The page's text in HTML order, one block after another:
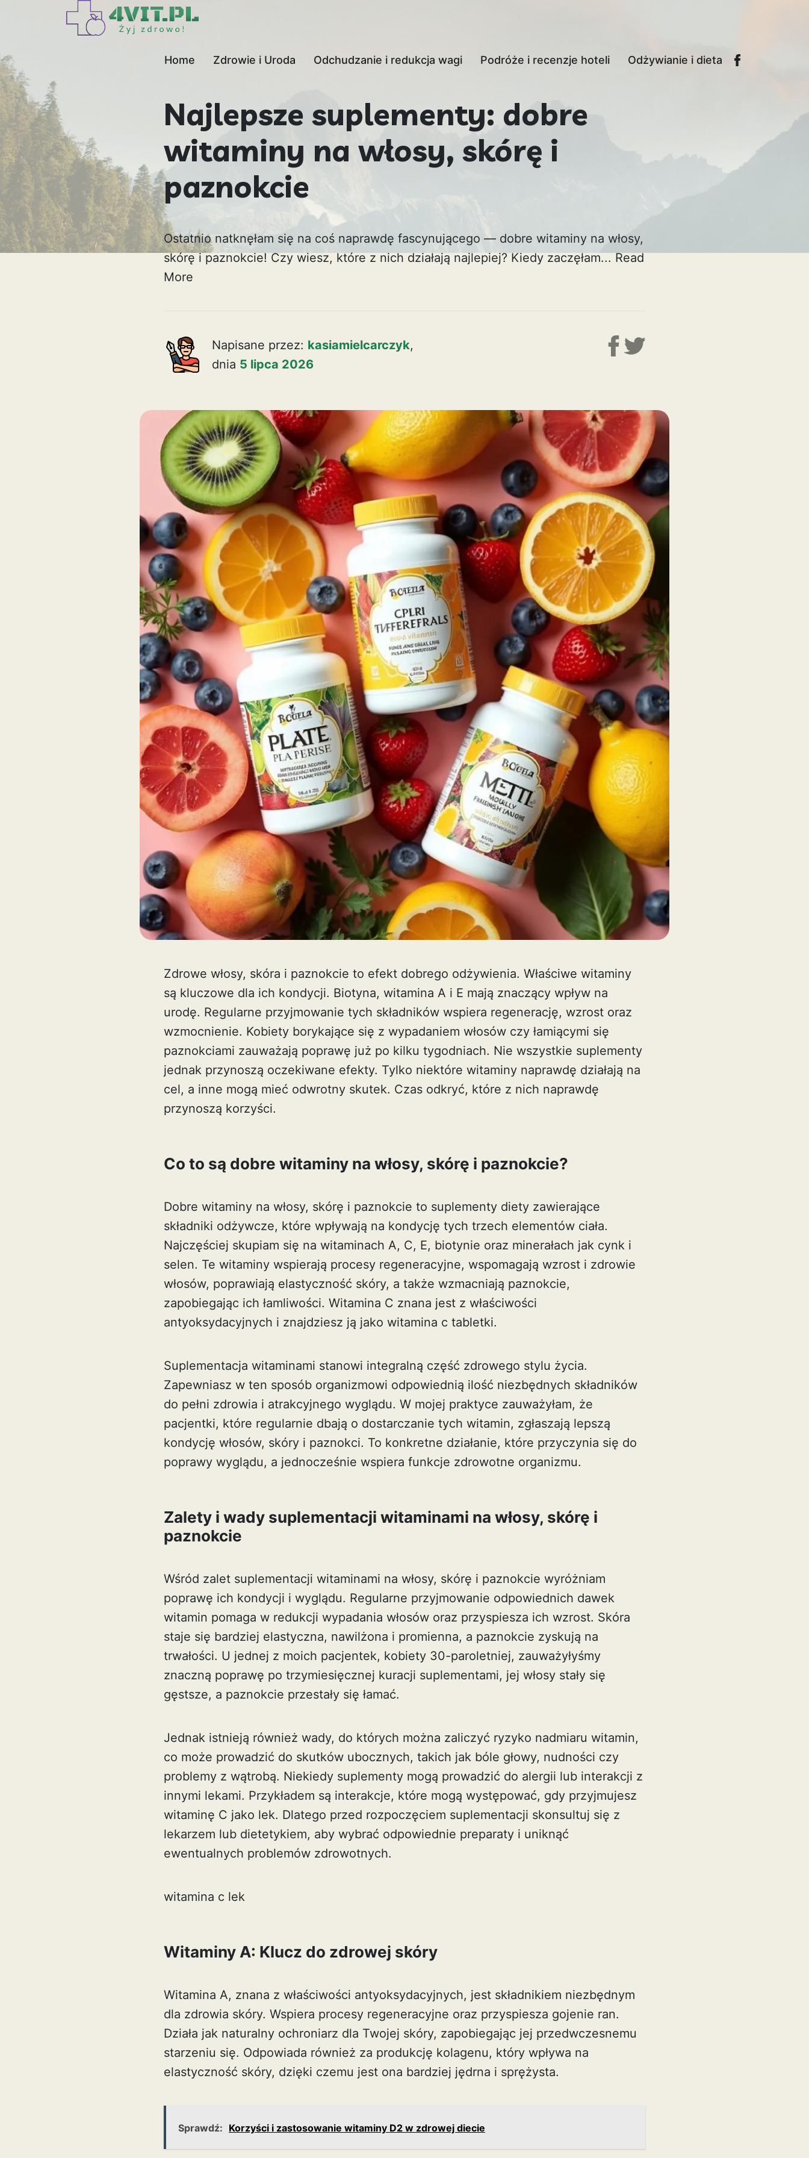
Home Zdrowie i Uroda Odchudzanie i redukcja wagi Podróże i recenzje hoteli Odżywianie i dieta
Najlepsze suplementy: dobre
witaminy na włosy, skórę i
paznokcie
Ostatnio natknęłam się na coś naprawdę fascynującego — dobre witaminy na włosy,
skórę i paznokcie! Czy wiesz, które z nich działają najlepiej? Kiedy zaczęłam...Read
More
Napisane przez: kasiamielcarczyk,
dnia 5 lipca 2026
Zdrowe włosy, skóra i paznokcie to efekt dobrego odżywienia. Właściwe witaminy
są kluczowe dla ich kondycji. Biotyna, witamina A i E mają znaczący wpływ na
urodę. Regularne przyjmowanie tych składników wspiera regenerację, wzrost oraz
wzmocnienie. Kobiety borykające się z wypadaniem włosów czy łamiącymi się
paznokciami zauważają poprawę już po kilku tygodniach. Nie wszystkie suplementy
jednak przynoszą oczekiwane efekty. Tylko niektóre witaminy naprawdę działają na
cel, a inne mogą mieć odwrotny skutek. Czas odkryć, które z nich naprawdę
przynoszą korzyści.
Co to są dobre witaminy na włosy, skórę i paznokcie?
Dobre witaminy na włosy, skórę i paznokcie to suplementy diety zawierające
składniki odżywcze, które wpływają na kondycję tych trzech elementów ciała.
Najczęściej skupiam się na witaminach A, C, E, biotynie oraz minerałach jak cynk i
selen. Te witaminy wspierają procesy regeneracyjne, wspomagają wzrost i zdrowie
włosów, poprawiają elastyczność skóry, a także wzmacniają paznokcie,
zapobiegając ich łamliwości. Witamina C znana jest z właściwości
antyoksydacyjnych i znajdziesz ją jako witamina c tabletki.
Suplementacja witaminami stanowi integralną część zdrowego stylu życia.
Zapewniasz w ten sposób organizmowi odpowiednią ilość niezbędnych składników
do pełni zdrowia i atrakcyjnego wyglądu. W mojej praktyce zauważyłam, że
pacjentki, które regularnie dbają o dostarczanie tych witamin, zgłaszają lepszą
kondycję włosów, skóry i paznokci. To konkretne działanie, które przyczynia się do
poprawy wyglądu, a jednocześnie wspiera funkcje zdrowotne organizmu.
Zalety i wady suplementacji witaminami na włosy, skórę i
paznokcie
Wśród zalet suplementacji witaminami na włosy, skórę i paznokcie wyróżniam
poprawę ich kondycji i wyglądu. Regularne przyjmowanie odpowiednich dawek
witamin pomaga w redukcji wypadania włosów oraz przyspiesza ich wzrost. Skóra
staje się bardziej elastyczna, nawilżona i promienna, a paznokcie zyskują na
trwałości. U jednej z moich pacjentek, kobiety 30-paroletniej, zauważyłyśmy
znaczną poprawę po trzymiesięcznej kuracji suplementami, jej włosy stały się
gęstsze, a paznokcie przestały się łamać.
Jednak istnieją również wady, do których można zaliczyć ryzyko nadmiaru witamin,
co może prowadzić do skutków ubocznych, takich jak bóle głowy, nudności czy
problemy z wątrobą. Niekiedy suplementy mogą prowadzić do alergii lub interakcji z
innymi lekami. Przykładem są interakcje, które mogą występować, gdy przyjmujesz
witaminę C jako lek. Dlatego przed rozpoczęciem suplementacji skonsultuj się z
lekarzem lub dietetykiem, aby wybrać odpowiednie preparaty i uniknąć
ewentualnych problemów zdrowotnych.
witamina c lek
Witaminy A: Klucz do zdrowej skóry
Witamina A, znana z właściwości antyoksydacyjnych, jest składnikiem niezbędnym
dla zdrowia skóry. Wspiera procesy regeneracyjne oraz przyspiesza gojenie ran.
Działa jak naturalny ochroniarz dla Twojej skóry, zapobiegając jej przedwczesnemu
starzeniu się. Odpowiada również za produkcję kolagenu, który wpływa na
elastyczność skóry, dzięki czemu jest ona bardziej jędrna i sprężysta.
Sprawdź: Korzyści i zastosowanie witaminy D2 w zdrowej diecie